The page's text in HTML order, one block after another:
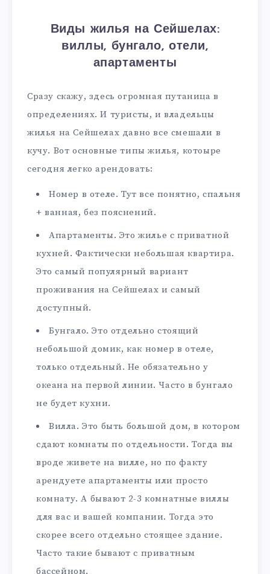
Виды жилья на Сейшелах:
виллы, бунгало, отели,
апартаменты
Сразу скажу, здесь огромная путаница в
определениях. И туристы, и владельцы
жилья на Сейшелах давно все смешали в
кучу. Вот основные типы жилья, котоыре
сегодня легко арендовать:
Номер в отеле. Тут все понятно, спальня
+ ванная, без пояснений.
Апартаменты. Это жилье с приватной
кухней. Фактически небольшая квартира.
Это самый популярный вариант
проживания на Сейшелах и самый
доступный.
Бунгало. Это отдельно стоящий
небольшой домик, как номер в отеле,
только отдельный. Не обязательно у
океана на первой линии. Часто в бунгало
не будет кухни.
Вилла. Это быть большой дом, в котором
сдают комнаты по отдельности. Тогда вы
вроде живете на вилле, но по факту
арендуете апартаменты или просто
комнату. А бывают 2-3 комнатные виллы
для вас и вашей компании. Тогда это
скорее всего отдельно стоящее здание.
Часто такие бывают с приватным
бассейном.